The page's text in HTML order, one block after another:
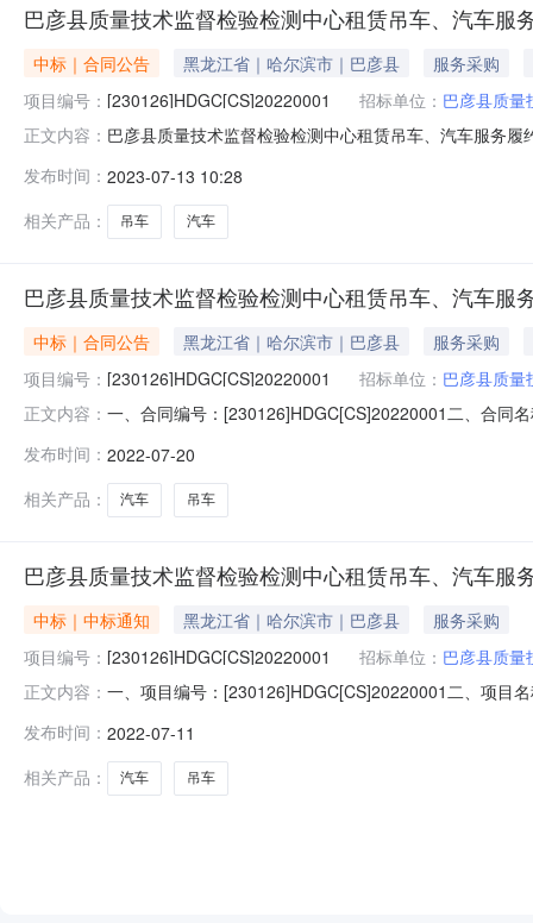
巴彦县质量技术监督检验检测中心租赁吊车、汽车服
中标｜合同公告 黑龙江省｜哈尔滨市｜巴彦县
服务采购
项目编号： [230126]HDGC[CS]20220001 招标单位： 巴彦县质量
正文内容： 巴彦县质量技术监督检验检测中心租赁吊车、汽车服务
57520040供应商(乙方)：巴彦县利福汽车租赁有限公司
发布时间： 2023-07-13 10:28
相关产品：
吊车 汽车
巴彦县质量技术监督检验检测中心租赁吊车、汽车服
中标｜合同公告 黑龙江省｜哈尔滨市｜巴彦县
服务采购
项目编号： [230126]HDGC[CS]20220001 招标单位： 巴彦县质量
正文内容： 一、合同编号：[230126]HDGC[CS]20220001二、合同
式：13763447217六、合同主要信息主要标的：序号名
发布时间： 2022-07-20
相关产品：
汽车 吊车
巴彦县质量技术监督检验检测中心租赁吊车、汽车服
中标｜中标通知 黑龙江省｜哈尔滨市｜巴彦县
服务采购
项目编号： [230126]HDGC[CS]20220001 招标单位： 巴彦县质量
正文内容： 一、项目编号：[230126]HDGC[CS]20220001二、项目
的信息合同包1(租赁自卸吊车):服务类（巴彦县祥峰货车
发布时间： 2022-07-11
相关产品：
汽车 吊车